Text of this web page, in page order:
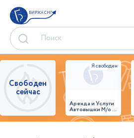
БИРЖА СНГ
Свободен
сейчас
Аренда и Услуги
Автовышки М/о г.
Домодедово
26,28,32 место